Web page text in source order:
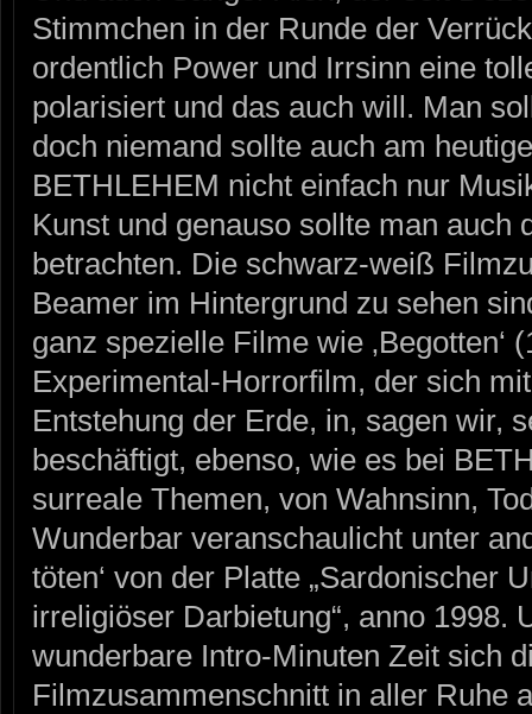
Stimmchen in der Runde der
ordentlich Power und Irrsinn eine
polarisiert und das auch will. Man
doch niemand sollte auch am
BETHLEHEM nicht einfach nur
Kunst und genauso sollte man auch
betrachten. Die schwarz-weiß
Beamer im Hintergrund zu sehen
ganz spezielle Filme wie ‚Begotten‘
Experimental-Horrorfilm, der sich
Entstehung der Erde, in, sagen wir,
beschäftigt, ebenso, wie es bei
surreale Themen, von Wahnsinn,
Wunderbar veranschaulicht unter
töten‘ von der Platte „Sardonischer
irreligiöser Darbietung“, anno 1998.
wunderbare Intro-Minuten Zeit sich
Filmzusammenschnitt in aller Ruhe